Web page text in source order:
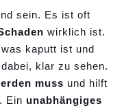
sein. Es ist oft
wirklich ist.
kaputt ist und
klar zu sehen.
muss und hilft
Ein unabhängiges